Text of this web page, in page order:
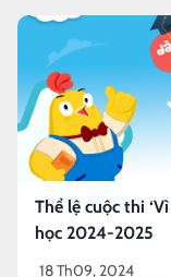
Thể lệ cuộc thi
học 2024-2025
18 Th09, 2024